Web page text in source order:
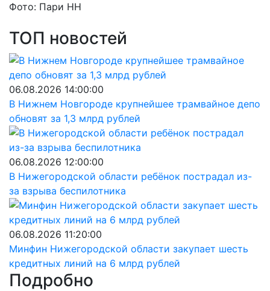
Фото: Пари НН
ТОП новостей
06.08.2026 14:00:00
В Нижнем Новгороде крупнейшее трамвайное депо
обновят за 1,3 млрд рублей
06.08.2026 12:00:00
В Нижегородской области ребёнок пострадал из-
за взрыва беспилотника
06.08.2026 11:20:00
Минфин Нижегородской области закупает шесть
кредитных линий на 6 млрд рублей
Подробно